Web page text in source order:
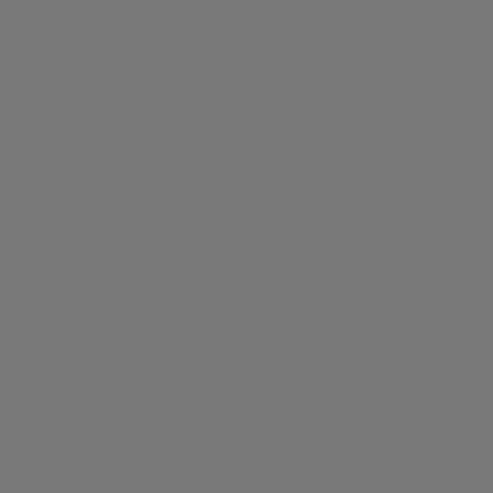
obecnej jest dostępność części, która